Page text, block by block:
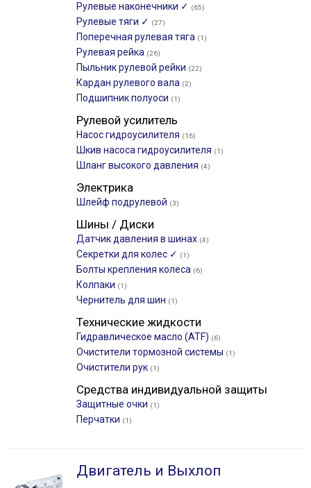
Рулевые наконечники ✓ (65)
Рулевые тяги ✓ (27)
Поперечная рулевая тяга (1)
Рулевая рейка (26)
Пыльник рулевой рейки (22)
Кардан рулевого вала (2)
Подшипник полуоси (1)
Рулевой усилитель
Насос гидроусилителя (16)
Шкив насоса гидроусилителя (1)
Шланг высокого давления (4)
Электрика
Шлейф подрулевой (3)
Шины / Диски
Датчик давления в шинах (4)
Секретки для колес ✓ (1)
Болты крепления колеса (6)
Колпаки (1)
Чернитель для шин (1)
Технические жидкости
Гидравлическое масло (ATF) (6)
Очистители тормозной системы (1)
Очистители рук (1)
Средства индивидуальной защиты
Защитные очки (1)
Перчатки (1)
Двигатель и Выхлоп